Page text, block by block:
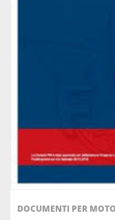
DOCUMENTI PER